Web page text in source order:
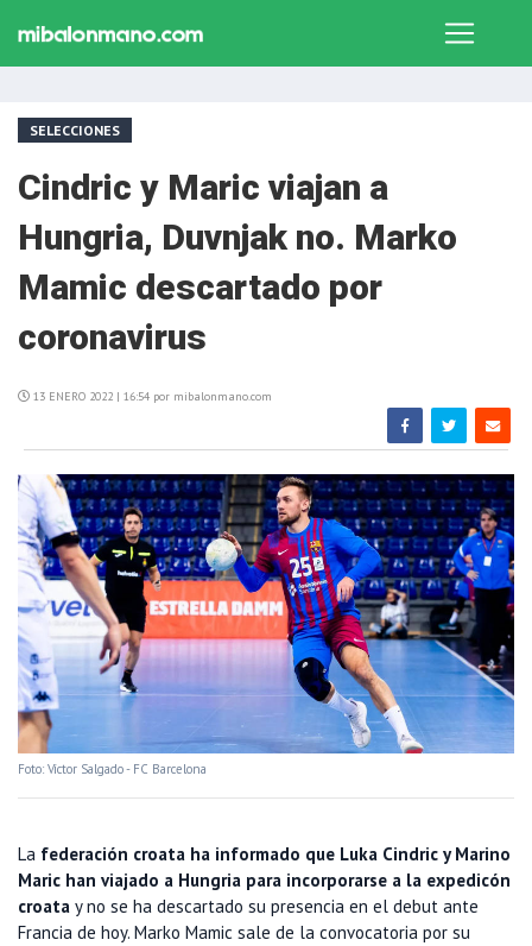
SELECCIONES
Cindric y Maric viajan a
Hungria, Duvnjak no. Marko
Mamic descartado por
coronavirus
13 ENERO 2022 | 16:54 por mibalonmano.com
Foto: Víctor Salgado - FC Barcelona
La federación croata ha informado que Luka Cindric y Marino
Maric han viajado a Hungria para incorporarse a la expedicón
croata y no se ha descartado su presencia en el debut ante
Francia de hoy. Marko Mamic sale de la convocatoria por su